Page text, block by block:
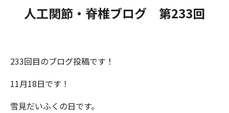
人工関節・脊椎ブログ 第233回
233回目のブログ投稿です！
11月18日です！
雪見だいふくの日です。